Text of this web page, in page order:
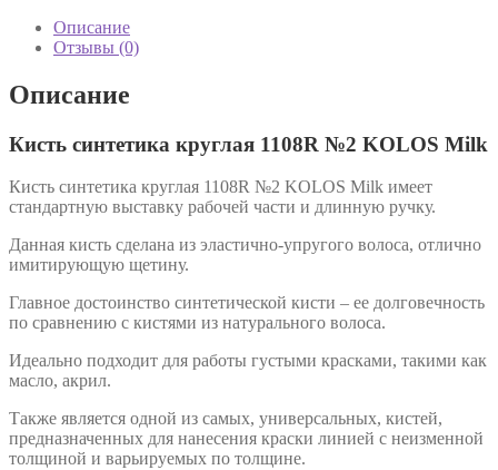
Описание
Отзывы (0)
Описание
Кисть синтетика круглая 1108R №2 KOLOS Milk
Кисть синтетика круглая 1108R №2 KOLOS Milk имеет
стандартную выставку рабочей части и длинную ручку.
Данная кисть сделана из эластично-упругого волоса, отлично
имитирующую щетину.
Главное достоинство синтетической кисти – ее долговечность
по сравнению с кистями из натурального волоса.
Идеально подходит для работы густыми красками, такими как
масло, акрил.
Также является одной из самых, универсальных, кистей,
предназначенных для нанесения краски линией с неизменной
толщиной и варьируемых по толщине.